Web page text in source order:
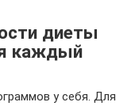
диеты
каждый
у себя. Для